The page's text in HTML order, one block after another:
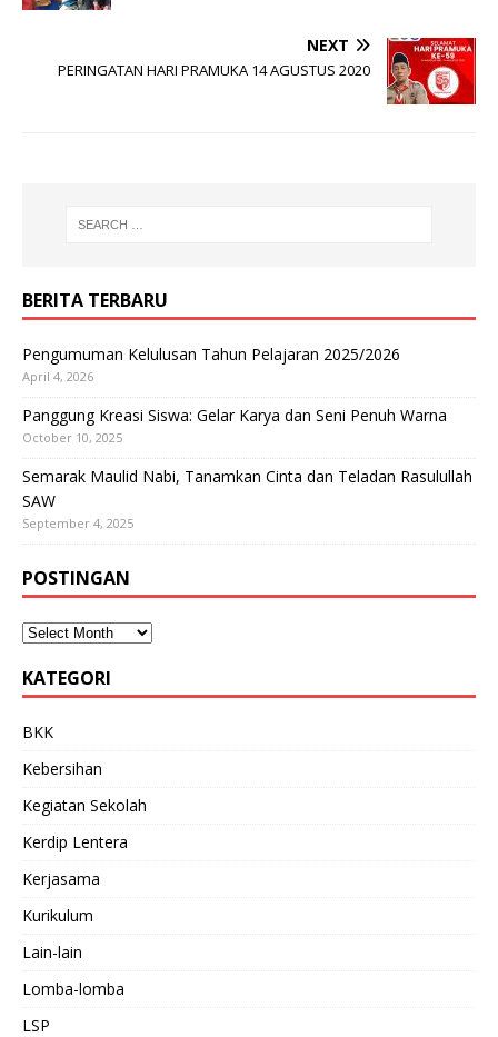
NEXT
PERINGATAN HARI PRAMUKA 14 AGUSTUS 2020
BERITA TERBARU
Pengumuman Kelulusan Tahun Pelajaran 2025/2026
April 4, 2026
Panggung Kreasi Siswa: Gelar Karya dan Seni Penuh Warna
October 10, 2025
Semarak Maulid Nabi, Tanamkan Cinta dan Teladan Rasulullah
SAW
September 4, 2025
POSTINGAN
KATEGORI
BKK
Kebersihan
Kegiatan Sekolah
Kerdip Lentera
Kerjasama
Kurikulum
Lain-lain
Lomba-lomba
LSP